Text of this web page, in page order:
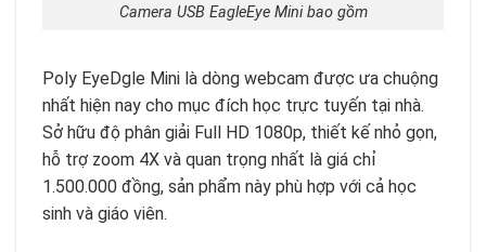
Camera USB EagleEye Mini bao gồm
Poly EyeDgle Mini là dòng webcam được ưa chuộng
nhất hiện nay cho mục đích học trực tuyến tại nhà.
Sở hữu độ phân giải Full HD 1080p, thiết kế nhỏ gọn,
hỗ trợ zoom 4X và quan trọng nhất là giá chỉ
1.500.000 đồng, sản phẩm này phù hợp với cả học
sinh và giáo viên.